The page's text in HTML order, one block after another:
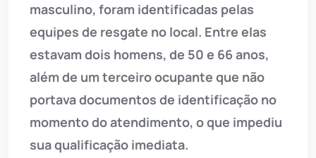
masculino, foram identificadas pelas
equipes de resgate no local. Entre elas
estavam dois homens, de 50 e 66 anos,
além de um terceiro ocupante que não
portava documentos de identificação no
momento do atendimento, o que impediu
sua qualificação imediata.